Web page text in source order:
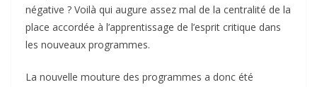
négative ? Voilà qui augure assez mal de la centralité de la
place accordée à l’apprentissage de l’esprit critique dans
les nouveaux programmes.
La nouvelle mouture des programmes a donc été